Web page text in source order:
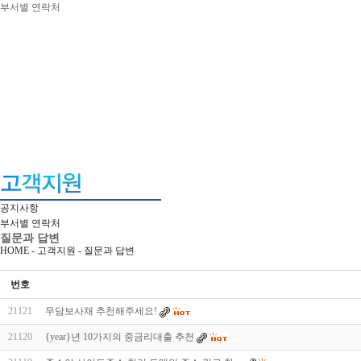
부서별 연락처
공지사항
부서별 연락처
질문과 답변
HOME - 고객지원 - 질문과 답변
번호
21121 무담보사채 추천해주세요!
21120 {year}년 10가지의 중금리대출 추천